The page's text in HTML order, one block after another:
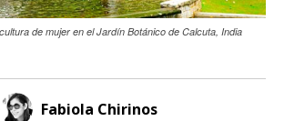
de mujer en el Jardín Botánico de Calcuta, India
Fabiola Chirinos